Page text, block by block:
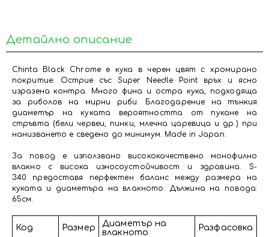
Детайлно описание
Chinta Black Chrome е кука в черен цвят с хромирано
покритие. Острие със Super Needle Point връх и ясно
изразена контра. Много фина и остра кука, подходяща
за риболов на мирни риби. Благодарение на тънкия
диаметър на куката вероятността от пукане на
стръвта (бели червеи, пинки, млечна царевица и др.) при
нанизването е сведено до минимум. Made in Japan.
За повод е използвано висококачествено монофилно
влакно с висока износоустойчивост и здравина. S-
340 предоставя перфектен баланс между размера на
куката и диаметъра на влакното. Дължина на повода:
65см.
Код Размер
Диаметър на
влакното
Разфасовка